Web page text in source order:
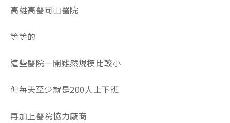
高雄高醫岡山醫院
等等的
這些醫院一開雖然規模比較小
但每天至少就是200人上下班
再加上醫院協力廠商